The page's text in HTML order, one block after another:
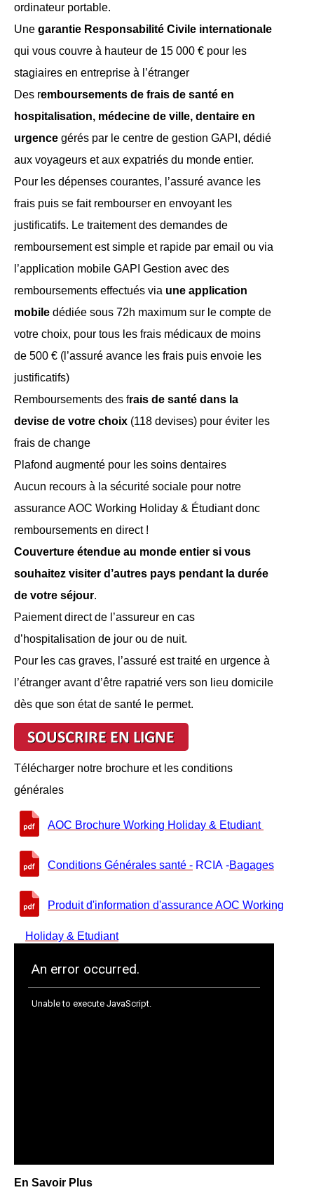
ordinateur portable.
Une garantie Responsabilité Civile internationale
qui vous couvre à hauteur de 15 000 € pour les
stagiaires en entreprise à l’étranger
Des remboursements de frais de santé en
hospitalisation, médecine de ville, dentaire en
urgence gérés par le centre de gestion GAPI, dédié
aux voyageurs et aux expatriés du monde entier.
Pour les dépenses courantes, l’assuré avance les
frais puis se fait rembourser en envoyant les
justificatifs. Le traitement des demandes de
remboursement est simple et rapide par email ou via
l’application mobile GAPI Gestion avec des
remboursements effectués via une application
mobile dédiée sous 72h maximum sur le compte de
votre choix, pour tous les frais médicaux de moins
de 500 € (l’assuré avance les frais puis envoie les
justificatifs)
Remboursements des frais de santé dans la
devise de votre choix (118 devises) pour éviter les
frais de change
Plafond augmenté pour les soins dentaires
Aucun recours à la sécurité sociale pour notre
assurance AOC Working Holiday & Étudiant donc
remboursements en direct !
Couverture étendue au monde entier si vous
souhaitez visiter d’autres pays pendant la durée
de votre séjour.
Paiement direct de l’assureur en cas
d’hospitalisation de jour ou de nuit.
Pour les cas graves, l’assuré est traité en urgence à
l’étranger avant d’être rapatrié vers son lieu domicile
dès que son état de santé le permet.
Télécharger notre brochure et les conditions
générales
AOC Brochure Working Holiday & Etudiant
Conditions Générales santé - RCIA -Bagages
Produit d'information d'assurance AOC Working
Holiday & Etudiant
En Savoir Plus